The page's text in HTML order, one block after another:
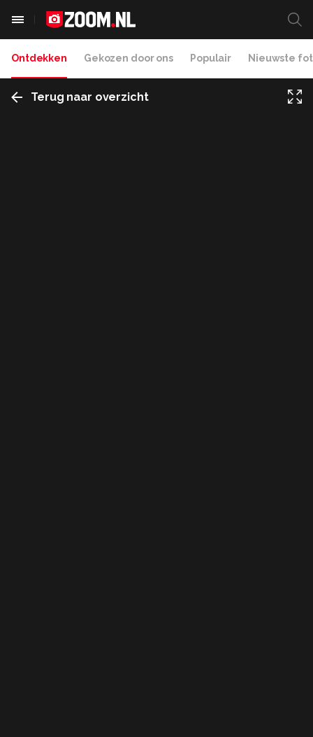
Ontdekken Gekozen door ons Populair Nieuwste
Terug naar overzicht